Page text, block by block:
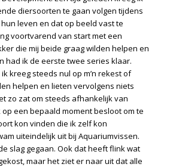
diersoorten te gaan volgen tijdens
leven en dat op beeld vast te
voortvarend van start met een
die mij beide graag wilden helpen en
had ik de eerste twee series klaar.
kreeg steeds nul op m’n rekest of
helpen en lieten vervolgens niets
zo zat om steeds afhankelijk van
een bepaald moment besloot om te
kon vinden die ik zelf kon
uiteindelijk uit bij Aquariumvissen.
slag gegaan. Ook dat heeft flink wat
maar het ziet er naar uit dat alle